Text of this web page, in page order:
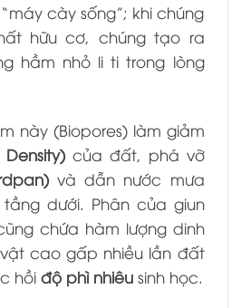
cày sống”; khi chúng
hữu cơ, chúng tạo ra
hầm nhỏ li ti trong lòng
này (Biopores) làm giảm
của đất, phá vỡ
và dẫn nước mưa
dưới. Phân của giun
chứa hàm lượng dinh
cao gấp nhiều lần đất
hồi độ phì nhiêusinh học.